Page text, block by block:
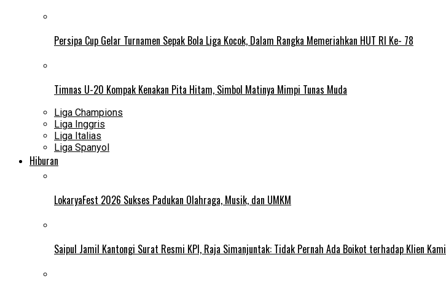
Persipa Cup Gelar Turnamen Sepak Bola Liga Kocok, Dalam Rangka Memeriahkan HUT RI Ke- 78
Timnas U-20 Kompak Kenakan Pita Hitam, Simbol Matinya Mimpi Tunas Muda
Liga Champions
Liga Inggris
Liga Italias
Liga Spanyol
Hiburan
LokaryaFest 2026 Sukses Padukan Olahraga, Musik, dan UMKM
Saipul Jamil Kantongi Surat Resmi KPI, Raja Simanjuntak: Tidak Pernah Ada Boikot terhadap Klien Kami